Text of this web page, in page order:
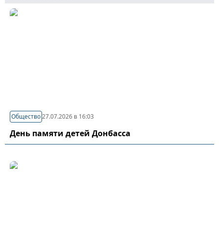
Общество27.07.2026 в 16:03
День памяти детей Донбасса